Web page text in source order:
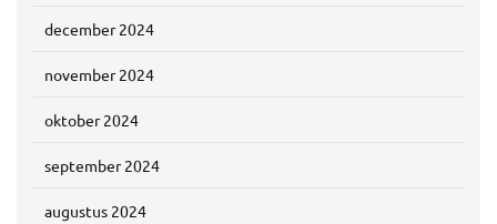
december 2024
november 2024
oktober 2024
september 2024
augustus 2024